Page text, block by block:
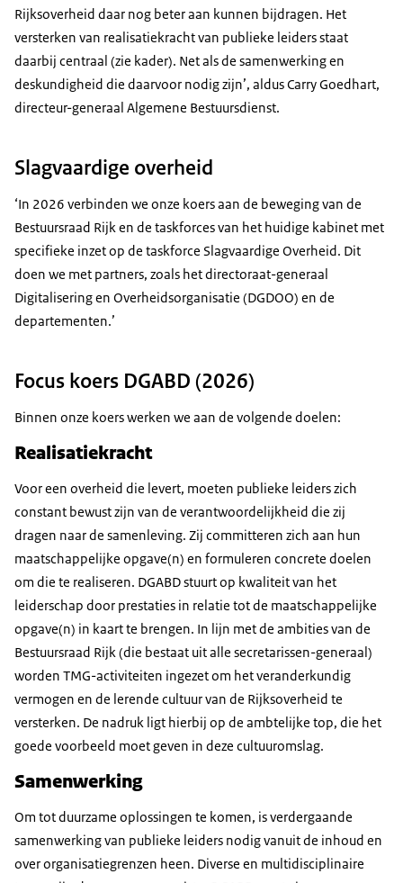
Rijksoverheid daar nog beter aan kunnen bijdragen. Het
versterken van realisatiekracht van publieke leiders staat
daarbij centraal (zie kader). Net als de samenwerking en
deskundigheid die daarvoor nodig zijn’, aldusCarry Goedhart,
directeur-generaal Algemene Bestuursdienst.
Slagvaardige overheid
‘In 2026 verbinden we onze koers aan de beweging van de
Bestuursraad Rijk en de taskforces van het huidige kabinet met
specifieke inzet op de taskforce Slagvaardige Overheid. Dit
doen we met partners, zoals het directoraat-generaal
Digitalisering en Overheidsorganisatie (DGDOO) en de
departementen.’
Focus koers DGABD (2026)
Binnen onze koers werken we aan de volgende doelen:
Realisatiekracht
Voor een overheid die levert, moeten publieke leiders zich
constant bewust zijn van de verantwoordelijkheid die zij
dragen naar de samenleving. Zij committeren zich aan hun
maatschappelijke opgave(n) en formuleren concrete doelen
om die te realiseren. DGABD stuurt op kwaliteit van het
leiderschap door prestaties in relatie tot de maatschappelijke
opgave(n) in kaart te brengen. In lijn met de ambities van de
Bestuursraad Rijk (die bestaat uit alle secretarissen-generaal)
worden TMG-activiteiten ingezet om het veranderkundig
vermogen en de lerende cultuur van de Rijksoverheid te
versterken. De nadruk ligt hierbij op de ambtelijke top, die het
goede voorbeeld moet geven in deze cultuuromslag.
Samenwerking
Om tot duurzame oplossingen te komen, is verdergaande
samenwerking van publieke leiders nodig vanuit de inhoud en
over organisatiegrenzen heen. Diverse en multidisciplinaire